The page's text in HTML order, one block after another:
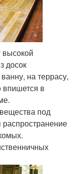
высокой
досок
на террасу,
впишется в
под